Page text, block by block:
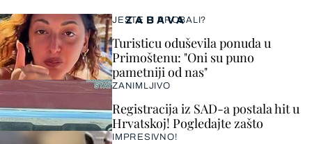
ZABAVA
JESTE LI PROBALI?
Turisticu oduševila ponuda u
Primoštenu: "Oni su puno
pametniji od nas"
ZANIMLJIVO
Registracija iz SAD-a postala hit u
Hrvatskoj! Pogledajte zašto
IMPRESIVNO!